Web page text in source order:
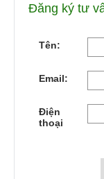
Đăng ký tư
Tên:
Email:
Điện
thoại